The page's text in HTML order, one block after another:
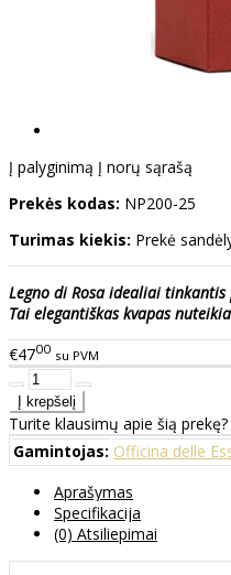
Į palyginimą Į norų sąrašą
Prekės kodas: NP200-25
Turimas kiekis: Prekė
Legno di Rosa idealiai tinkantis
Tai elegantiškas kvapas
€4700 su PVM
Turite klausimų apie šią prekę?
Gamintojas: Officina delle
Aprašymas
Specifikacija
(0) Atsiliepimai